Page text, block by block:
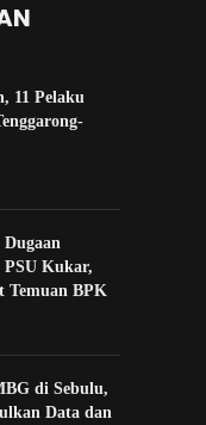
11 Pelaku
Kukar,
BPK
di Sebulu,
Data dan